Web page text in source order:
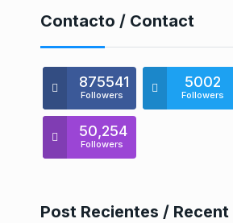
Contacto / Contact
875541
Followers
5002
Followers
50,254
Followers
Post Recientes /